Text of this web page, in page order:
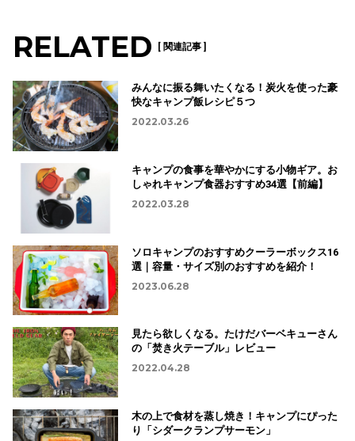
RELATED [ 関連記事 ]
みんなに振る舞いたくなる！炭火を使った豪
快なキャンプ飯レシピ５つ
2022.03.26
キャンプの食事を華やかにする小物ギア。お
しゃれキャンプ食器おすすめ34選【前編】
2022.03.28
ソロキャンプのおすすめクーラーボックス16
選｜容量・サイズ別のおすすめを紹介！
2023.06.28
見たら欲しくなる。たけだバーベキューさん
の「焚き火テーブル」レビュー
2022.04.28
木の上で食材を蒸し焼き！キャンプにぴった
り「シダークランプサーモン」